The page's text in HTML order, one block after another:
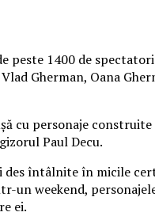
peste 1400 de
Gherman, Oana
cu personaje
Paul Decu.
des întâlnite în micile
weekend,
ei.